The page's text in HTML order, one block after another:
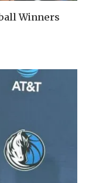
Winners